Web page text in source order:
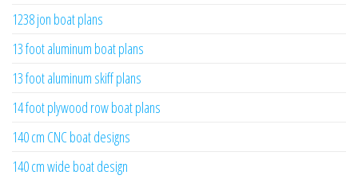
1238 jon boat plans
13 foot aluminum boat plans
13 foot aluminum skiff plans
14 foot plywood row boat plans
140 cm CNC boat designs
140 cm wide boat design